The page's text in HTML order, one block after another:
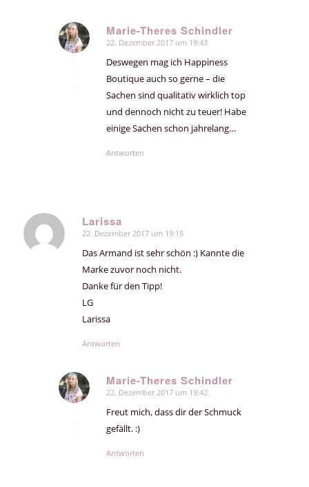
Marie-Theres Schindler
sagte:
22. Dezember 2017 um 19:43
Deswegen mag ich Happiness
Boutique auch so gerne – die
Sachen sind qualitativ wirklich top
und dennoch nicht zu teuer! Habe
einige Sachen schon jahrelang…
Antworten
Larissa
sagte:
22. Dezember 2017 um 19:15
Das Armand ist sehr schön :) Kannte die
Marke zuvor noch nicht.
Danke für den Tipp!
LG
Larissa
Antworten
Marie-Theres Schindler
sagte:
22. Dezember 2017 um 19:42
Freut mich, dass dir der Schmuck
gefällt. :)
Antworten